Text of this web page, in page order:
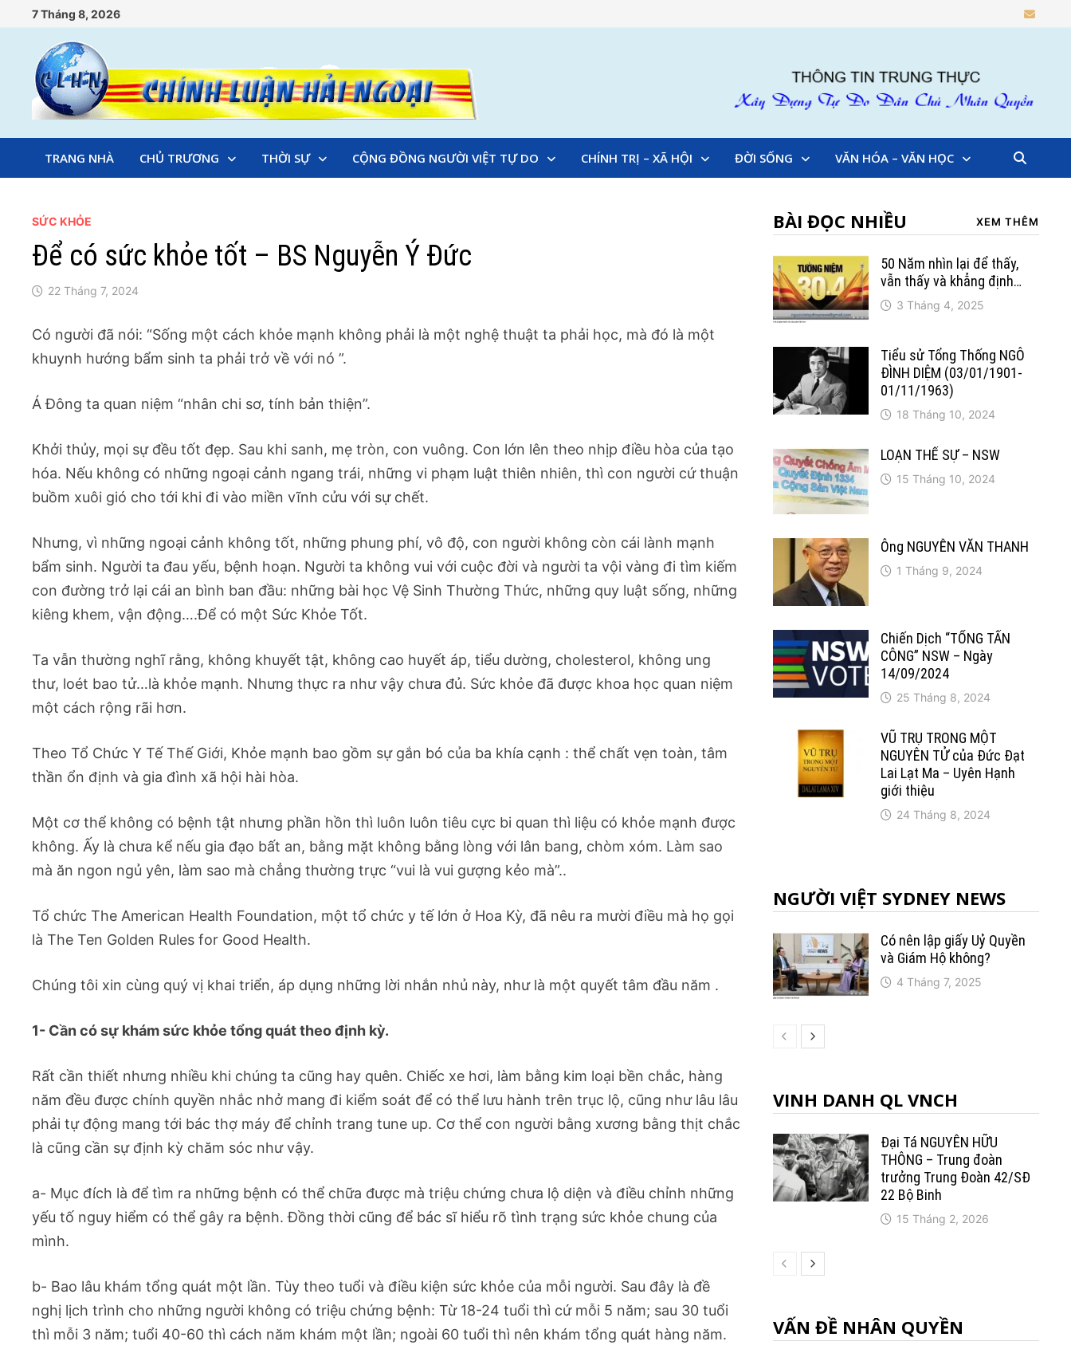
to
content
7 Tháng 8, 2026
TRANG NHÀ CHỦ TRƯƠNG THỜI SỰ CỘNG ĐỒNG NGƯỜI VIỆT TỰ DO CHÍNH TRỊ – XÃ HỘI ĐỜI SỐNG VĂN HÓA – VĂN HỌC
SỨC KHỎE
Để có sức khỏe tốt – BS Nguyễn Ý Ðức
22 Tháng 7, 2024
Có người đã nói: “Sống một cách khỏe mạnh không phải là một nghệ thuật ta phải học, mà đó là một
khuynh hướng bẩm sinh ta phải trở về với nó ”.
Á Đông ta quan niệm “nhân chi sơ, tính bản thiện”.
Khởi thủy, mọi sự đều tốt đẹp. Sau khi sanh, mẹ tròn, con vuông. Con lớn lên theo nhịp điều hòa của tạo
hóa. Nếu không có những ngoại cảnh ngang trái, những vi phạm luật thiên nhiên, thì con người cứ thuận
buồm xuôi gió cho tới khi đi vào miền vĩnh cửu với sự chết.
Nhưng, vì những ngoại cảnh không tốt, những phung phí, vô độ, con người không còn cái lành mạnh
bẩm sinh. Người ta đau yếu, bệnh hoạn. Người ta không vui với cuộc đời và người ta vội vàng đi tìm kiếm
con đường trở lại cái an bình ban đầu: những bài học Vệ Sinh Thường Thức, những quy luật sống, những
kiêng khem, vận động….Ðể có một Sức Khỏe Tốt.
Ta vẫn thường nghĩ rằng, không khuyết tật, không cao huyết áp, tiểu dường, cholesterol, không ung
thư, loét bao tử…là khỏe mạnh. Nhưng thực ra như vậy chưa đủ. Sức khỏe đã được khoa học quan niệm
một cách rộng rãi hơn.
Theo Tổ Chức Y Tế Thế Giới, Khỏe mạnh bao gồm sự gắn bó của ba khía cạnh : thể chất vẹn toàn, tâm
thần ổn định và gia đình xã hội hài hòa.
Một cơ thể không có bệnh tật nhưng phần hồn thì luôn luôn tiêu cực bi quan thì liệu có khỏe mạnh được
không. Ấy là chưa kể nếu gia đạo bất an, bằng mặt không bằng lòng với lân bang, chòm xóm. Làm sao
mà ăn ngon ngủ yên, làm sao mà chẳng thường trực “vui là vui gượng kẻo mà”..
Tổ chức The American Health Foundation, một tổ chức y tế lớn ở Hoa Kỳ, đã nêu ra mười điều mà họ gọi
là The Ten Golden Rules for Good Health.
Chúng tôi xin cùng quý vị khai triển, áp dụng những lời nhắn nhủ này, như là một quyết tâm đầu năm .
1- Cần có sự khám sức khỏe tổng quát theo định kỳ.
Rất cần thiết nhưng nhiều khi chúng ta cũng hay quên. Chiếc xe hơi, làm bằng kim loại bền chắc, hàng
năm đều được chính quyền nhắc nhở mang đi kiểm soát để có thể lưu hành trên trục lộ, cũng như lâu lâu
phải tự động mang tới bác thợ máy để chỉnh trang tune up. Cơ thể con người bằng xương bằng thịt chắc
là cũng cần sự định kỳ chăm sóc như vậy.
a- Mục đích là để tìm ra những bệnh có thể chữa được mà triệu chứng chưa lộ diện và điều chỉnh những
yếu tố nguy hiểm có thể gây ra bệnh. Đồng thời cũng để bác sĩ hiểu rõ tình trạng sức khỏe chung của
mình.
b- Bao lâu khám tổng quát một lần. Tùy theo tuổi và điều kiện sức khỏe của mỗi người. Sau đây là đề
nghị lịch trình cho những người không có triệu chứng bệnh: Từ 18-24 tuổi thì cứ mỗi 5 năm; sau 30 tuổi
thì mỗi 3 năm; tuổi 40-60 thì cách năm khám một lần; ngoài 60 tuổi thì nên khám tổng quát hàng năm.
BÀI ĐỌC NHIỀU XEM THÊM
50 Năm nhìn lại để thấy,
vẫn thấy và khẳng định…
3 Tháng 4, 2025
Tiểu sử Tổng Thống NGÔ
ĐÌNH DIỆM (03/01/1901-
01/11/1963)
18 Tháng 10, 2024
LOẠN THẾ SỰ – NSW
15 Tháng 10, 2024
Ông NGUYỄN VĂN THANH
1 Tháng 9, 2024
Chiến Dịch “TỔNG TẤN
CÔNG” NSW – Ngày
14/09/2024
25 Tháng 8, 2024
VŨ TRỤ TRONG MỘT
NGUYÊN TỬ của Đức Đạt
Lai Lạt Ma – Uyên Hạnh
giới thiệu
24 Tháng 8, 2024
NGƯỜI VIỆT SYDNEY NEWS
Có nên lập giấy Uỷ Quyền
và Giám Hộ không?
4 Tháng 7, 2025
VINH DANH QL VNCH
Đại Tá NGUYỄN HỮU
THÔNG – Trung đoàn
trưởng Trung Ðoàn 42/SÐ
22 Bộ Binh
15 Tháng 2, 2026
VẤN ĐỀ NHÂN QUYỀN